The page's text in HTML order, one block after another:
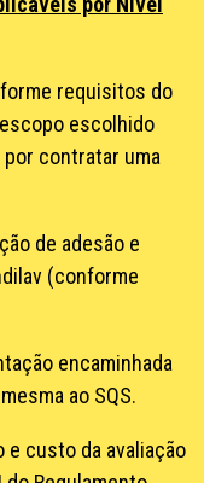
requisitos do
escolhido
contratar uma
de adesão e
(conforme
encaminhada
ao SQS.
e custo da avaliação